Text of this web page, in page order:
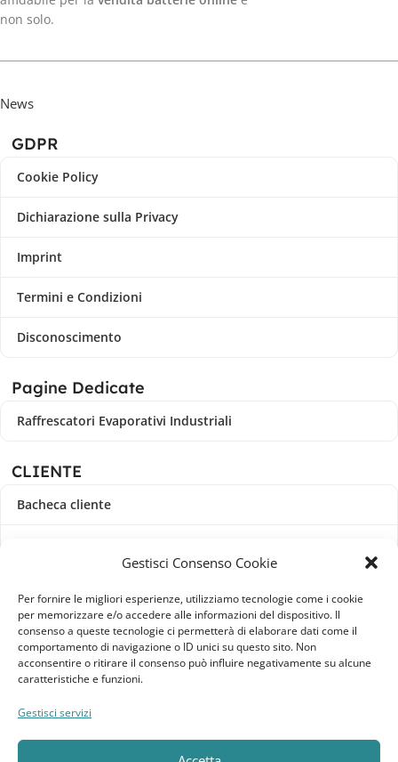
Gestisci Consenso Cookie
Per fornire le migliori esperienze, utilizziamo tecnologie come i cookie
per memorizzare e/o accedere alle informazioni del dispositivo. Il
consenso a queste tecnologie ci permetterà di elaborare dati come il
comportamento di navigazione o ID unici su questo sito. Non
acconsentire o ritirare il consenso può influire negativamente su alcune
caratteristiche e funzioni.
Gestisci servizi
non solo.
News
GDPR
Cookie Policy
Dichiarazione sulla Privacy
Imprint
Termini e Condizioni
Disconoscimento
Pagine Dedicate
Raffrescatori Evaporativi Industriali
CLIENTE
Bacheca cliente
Indirizzi
Metodi di pagamento
Dettagli account
Lista dei desideri